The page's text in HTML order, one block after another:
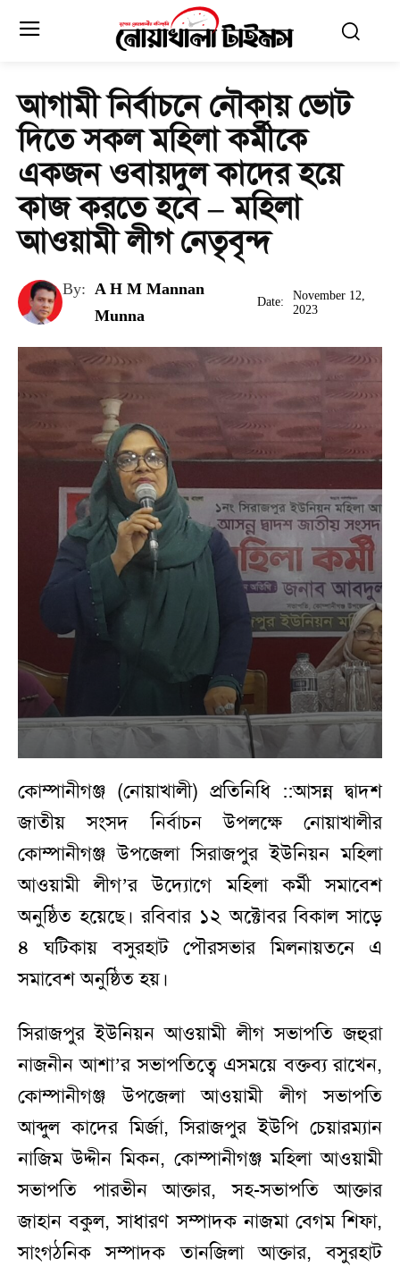
আগামী নির্বাচনে নৌকায় ভোট
দিতে সকল মহিলা কর্মীকে
একজন ওবায়দুল কাদের হয়ে
কাজ করতে হবে – মহিলা
আওয়ামী লীগ নেতৃবৃন্দ
By: A H M Mannan
Munna
Date:
November 12,
2023
কোম্পানীগঞ্জ (নোয়াখালী) প্রতিনিধি ::আসন্ন দ্বাদশ
জাতীয় সংসদ নির্বাচন উপলক্ষে নোয়াখালীর
কোম্পানীগঞ্জ উপজেলা সিরাজপুর ইউনিয়ন মহিলা
আওয়ামী লীগ’র উদ্যোগে মহিলা কর্মী সমাবেশ
অনুষ্ঠিত হয়েছে। রবিবার ১২ অক্টোবর বিকাল সাড়ে
৪ ঘটিকায় বসুরহাট পৌরসভার মিলনায়তনে এ
সমাবেশ অনুষ্ঠিত হয়।
সিরাজপুর ইউনিয়ন আওয়ামী লীগ সভাপতি জহুরা
নাজনীন আশা’র সভাপতিত্বে এসময়ে বক্তব্য রাখেন,
কোম্পানীগঞ্জ উপজেলা আওয়ামী লীগ সভাপতি
আব্দুল কাদের মির্জা, সিরাজপুর ইউপি চেয়ারম্যান
নাজিম উদ্দীন মিকন, কোম্পানীগঞ্জ মহিলা আওয়ামী
সভাপতি পারভীন আক্তার, সহ-সভাপতি আক্তার
জাহান বকুল, সাধারণ সম্পাদক নাজমা বেগম শিফা,
সাংগঠনিক সম্পাদক তানজিলা আক্তার, বসুরহাট